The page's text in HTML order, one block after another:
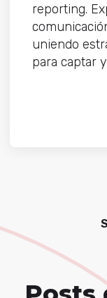
reporting.
uniendo
para captar